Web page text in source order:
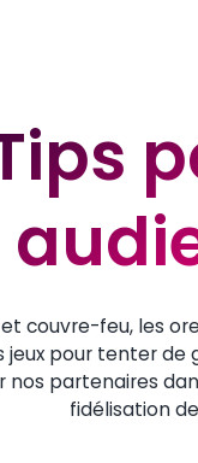
couvre-feu, les
jeux pour tenter
nos partenaires
fidélisation